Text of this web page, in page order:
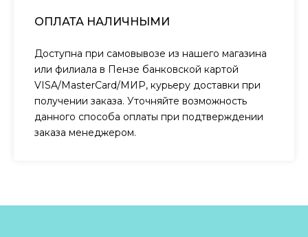
ОПЛАТА НАЛИЧНЫМИ
Доступна при самовывозе из нашего магазина
или филиала в Пензе банковской картой
VISA/MasterCard/МИР, курьеру доставки при
получении заказа. Уточняйте возможность
данного способа оплаты при подтверждении
заказа менеджером.